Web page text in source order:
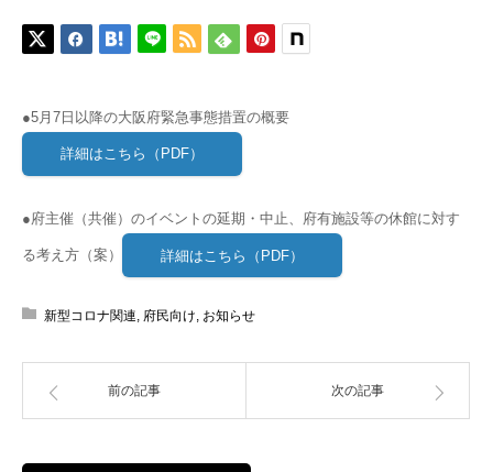
●5月7日以降の大阪府緊急事態措置の概要
詳細はこちら（PDF）
●府主催（共催）のイベントの延期・中止、府有施設等の休館に対す
る考え方（案） 詳細はこちら（PDF）
新型コロナ関連, 府民向け, お知らせ
前の記事 次の記事
求人